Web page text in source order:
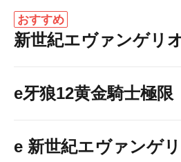
おすすめ
新世紀エヴァンゲリ
e牙狼12黄金騎士極限
e 新世紀エヴァンゲ